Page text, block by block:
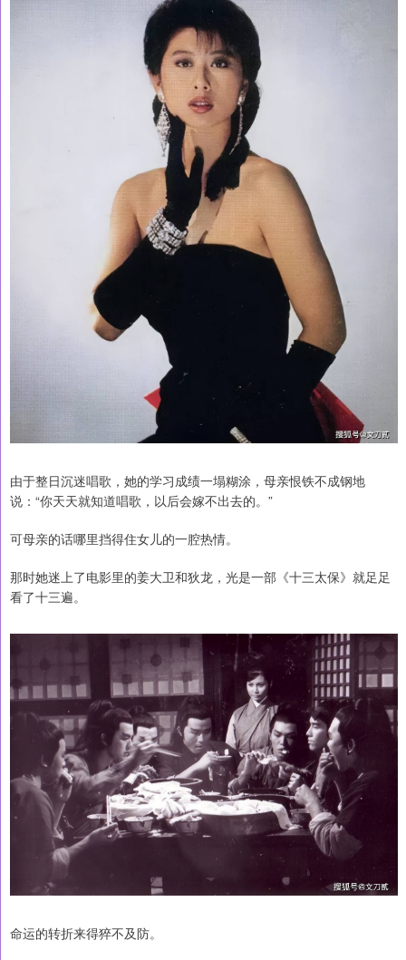
由于整日沉迷唱歌，她的学习成绩一塌糊涂，母亲恨铁不成钢地
说：“你天天就知道唱歌，以后会嫁不出去的。”
可母亲的话哪里挡得住女儿的一腔热情。
那时她迷上了电影里的姜大卫和狄龙，光是一部《十三太保》就足足
看了十三遍。
命运的转折来得猝不及防。